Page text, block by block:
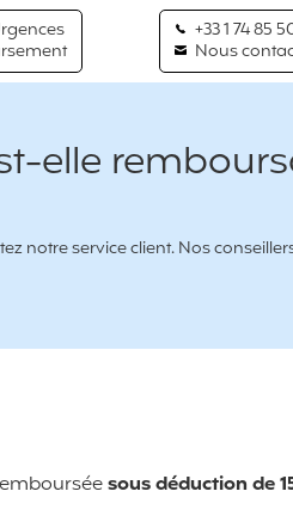
+33 1 74 85
Nous
elle
notre service client. Nos
sous déduction de